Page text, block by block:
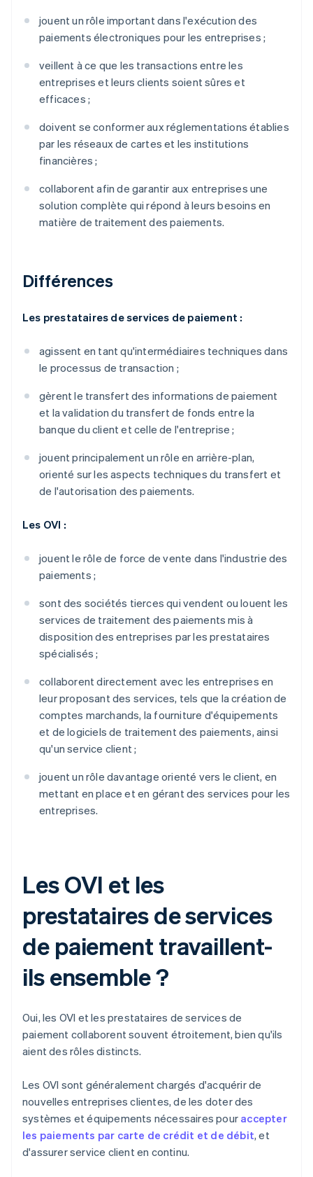
jouent un rôle important dans l'exécution des
paiements électroniques pour les entreprises ;
veillent à ce que les transactions entre les
entreprises et leurs clients soient sûres et
efficaces ;
doivent se conformer aux réglementations établies
par les réseaux de cartes et les institutions
financières ;
collaborent afin de garantir aux entreprises une
solution complète qui répond à leurs besoins en
matière de traitement des paiements.
Différences
Les prestataires de services de paiement :
agissent en tant qu'intermédiaires techniques dans
le processus de transaction ;
gèrent le transfert des informations de paiement
et la validation du transfert de fonds entre la
banque du client et celle de l'entreprise ;
jouent principalement un rôle en arrière-plan,
orienté sur les aspects techniques du transfert et
de l'autorisation des paiements.
Les OVI :
jouent le rôle de force de vente dans l'industrie des
paiements ;
sont des sociétés tierces qui vendent ou louent les
services de traitement des paiements mis à
disposition des entreprises par les prestataires
spécialisés ;
collaborent directement avec les entreprises en
leur proposant des services, tels que la création de
comptes marchands, la fourniture d'équipements
et de logiciels de traitement des paiements, ainsi
qu'un service client ;
jouent un rôle davantage orienté vers le client, en
mettant en place et en gérant des services pour les
entreprises.
Les OVI et les
prestataires de services
de paiement travaillent-
ils ensemble ?
Oui, les OVI et les prestataires de services de
paiement collaborent souvent étroitement, bien qu'ils
aient des rôles distincts.
Les OVI sont généralement chargés d'acquérir de
nouvelles entreprises clientes, de les doter des
systèmes et équipements nécessaires pour accepter
les paiements par carte de crédit et de débit, et
d'assurer service client en continu.